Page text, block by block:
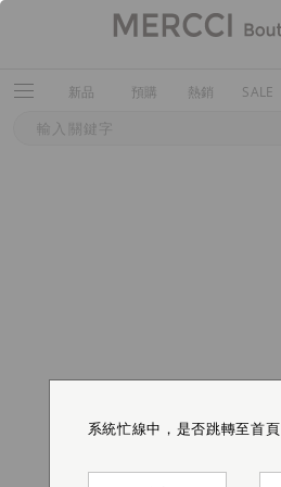
新品 預購 熱銷 SALE
系統忙線中，是否跳轉至首頁
系統忙線中，是否跳轉至首頁
系統忙線中，是否跳轉至首頁
系統忙線中，是否跳轉至首頁
系統忙線中，是否跳轉至首頁